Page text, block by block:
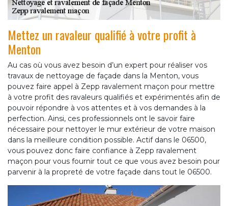
Mettez un ravaleur qualifié à votre profit à
Menton
Au cas où vous avez besoin d’un expert pour réaliser vos
travaux de nettoyage de façade dans la Menton, vous
pouvez faire appel à Zepp ravalement maçon pour mettre
à votre profit des ravaleurs qualifiés et expérimentés afin de
pouvoir répondre à vos attentes et à vos demandes à la
perfection. Ainsi, ces professionnels ont le savoir faire
nécessaire pour nettoyer le mur extérieur de votre maison
dans la meilleure condition possible. Actif dans le 06500,
vous pouvez donc faire confiance à Zepp ravalement
maçon pour vous fournir tout ce que vous avez besoin pour
parvenir à la propreté de votre façade dans tout le 06500.